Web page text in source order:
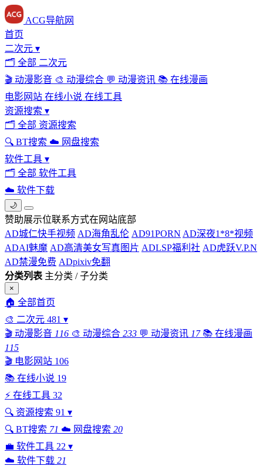
ACG导航网
首页
二次元 ▾
🗂 全部 二次元
🎬 动漫影音 🎨 动漫综合 💬 动漫资讯 📚 在线漫画
电影网站 在线小说 在线工具
资源搜索 ▾
🗂 全部 资源搜索
🔍 BT搜索 ☁️ 网盘搜索
软件工具 ▾
🗂 全部 软件工具
☁️ 软件下载
🌙
赞助展示位联系方式在网站底部
AD城仁快手视频 AD海角乱伦 AD91PORN AD深夜1*8*视频
ADAI魅魔 AD高清美女写真图片 ADLSP福利社 AD虎跃V.P.N
AD禁漫免费 ADpixiv免翻
分类列表 主分类 / 子分类
×
🏠 全部首页
🎨 二次元 481 ▾
🎬 动漫影音 116 🎨 动漫综合 233 💬 动漫资讯 17 📚 在线漫画
115
🎬 电影网站 106
📚 在线小说 19
⚡ 在线工具 32
🔍 资源搜索 91 ▾
🔍 BT搜索 71 ☁️ 网盘搜索 20
💼 软件工具 22 ▾
☁️ 软件下载 21